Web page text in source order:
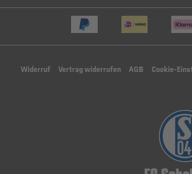
Widerruf Vertrag widerrufen AGB Cookie-